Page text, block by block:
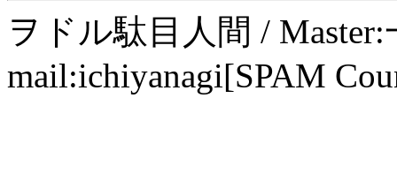
ヲドル駄目人間 /
mail:ichiyanagi[SPAM